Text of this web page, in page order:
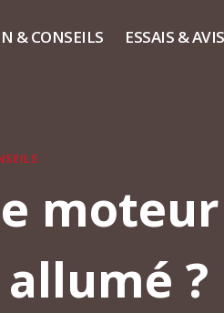
& CONSEILS ESSAIS & AVIS
?